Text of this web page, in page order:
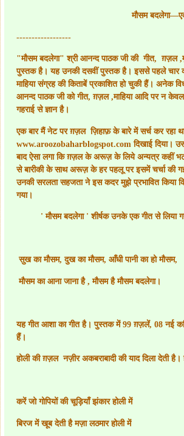
मौसम
------------------
"मौसम बदलेगा" श्री आनन्द पाठक जी की गीत, ग़ज़ल,
पुस्तक है। यह उनकी दसवीं पुस्तक है। इससे पहले चार
माहिया संग्रह की किताबें प्रकाशित हो चुकी हैं। अनेक
आनन्द पाठक जी को गीत,ग़ज़ल,माहिया आदि पर न
गहराई से ज्ञान है।
एक बार मैं नेट पर ग़ज़ल ज़िहाफ़ के बारे में सर्च कर रहा
www.aroozobaharblogspot.comदिखाई दिया।
बाद ऐसा लगा कि ग़ज़ल के अरूज़ के लिये अन्यत्र कहीं
से बारीकी के साथ अरूज़ के हर पहलू पर इसमें चर्चा की
उनकी सरलता सहजता ने इस कदर मुझे प्रभावित किया
गया।
'मौसम बदलेगा'शीर्षक उनके एक गीत से लिया
सुख का मौसम,दुख का मौसम, आँधी पानी का हो मौसम,
मौसम का आना जाना है,मौसम है मौसम बदलेगा।
यह गीत आशा का गीत है। पुस्तक में 99 ग़ज़लें, 08 नई
हैं।
होली की ग़ज़ल नज़ीर अकबराबादी की याद दिला देती
करें जो गोपियों की चूड़ियाँ झंकार होली में
बिरज में खूब देती है मज़ा लठमार होली में